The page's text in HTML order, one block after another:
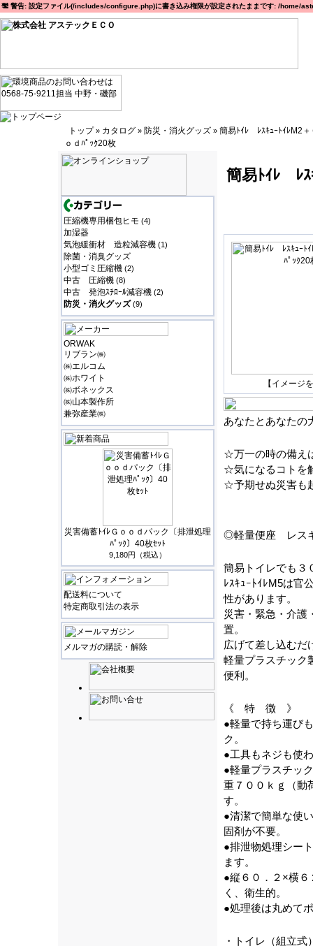
警告: 設定ファイル(/includes/configure.php)に書き込み権限が設定されたままです: /
トップ» カタログ » 防災・消火グッズ » 簡易ﾄｲﾚ ﾚｽｷｭｰﾄｲﾚM2＋
ｏｄﾊﾟｯｸ20枚
圧縮機専用梱包ヒモ (4)
加湿器
気泡緩衝材 造粒減容機 (1)
除菌・消臭グッズ
小型ゴミ圧縮機 (2)
中古 圧縮機 (8)
中古 発泡ｽﾁﾛｰﾙ減容機 (2)
防災・消火グッズ(9)
ORWAK
リブラン㈱
㈱エルコム
㈱ホワイト
㈱ボネックス
㈱山本製作所
兼弥産業㈱
災害備蓄ﾄｲﾚＧｏｏｄパック〔排泄処理
ﾊﾟｯｸ〕40枚ｾｯﾄ
9,180円（税込）
配送料について
特定商取引法の表示
メルマガの購読・解除
簡易ﾄｲﾚ ﾚｽ
【イメージ
あなたとあなたの
☆万一の時の備え
☆気になるコトを
☆予期せぬ災害も
◎軽量便座 レス
簡易トイレでも３
ﾚｽｷｭｰﾄｲﾚM5は官
性があります。
災害・緊急・介護
置。
広げて差し込むだ
軽量プラスチッ
便利。
《 特 徴 》
●軽量で持ち運び
ク。
●工具もネジも使
●軽量プラスチッ
重７００ｋｇ（
す。
●清潔で簡単な使
固剤が不要。
●排泄物処理シー
ます。
●縦６０．２×横
く、衛生的。
●処理後は丸めて
・トイレ（組立